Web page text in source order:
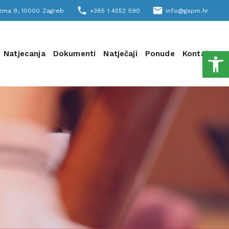
9, 10000 Zagreb phone +385 1 4552 590 email info@gspm.hr
Natjecanja Dokumenti Natječaji Ponude Kontakt